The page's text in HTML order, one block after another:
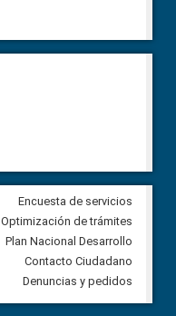
Veeduría Ciudadana para
construcción del asfaltado de
Ballenita del cantón Santa
7 agosto, 2026
Next
Encuesta de servicios
Optimización de trámites
Plan Nacional Desarrollo
Contacto Ciudadano
Denuncias y pedidos